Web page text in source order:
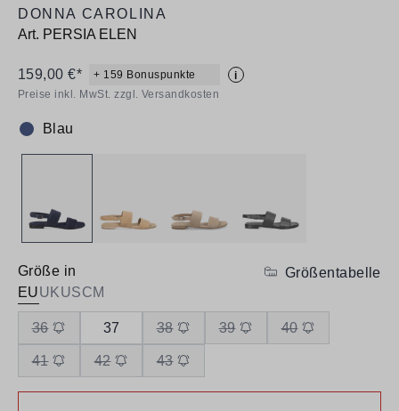
DONNA CAROLINA
Art. PERSIA ELEN
159,00 €* + 159 Bonuspunkte
i
Preise inkl. MwSt. zzgl. Versandkosten
Farbe:
Blau
Größe in
EUUKUSCM
Größentabelle
36 37 38 39 40
41 42 43